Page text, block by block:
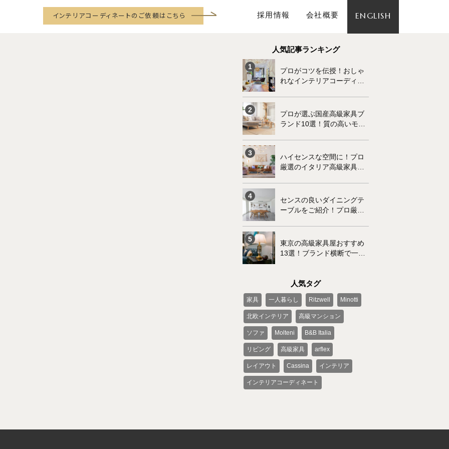
インテリアコーディネートのご依頼はこちら 採用情報 会社概要 ENGLISH
人気記事ランキング
プロがコツを伝授！おしゃ
れなインテリアコーディネ
プロが選ぶ国産高級家具ブ
ランド10選！質の高いモノ
ハイセンスな空間に！プロ
厳選のイタリア高級家具ブ
センスの良いダイニングテ
ーブルをご紹介！プロ厳選
東京の高級家具屋おすすめ
13選！ブランド横断で一括
人気タグ
家具 一人暮らし Ritzwell Minotti
北欧インテリア 高級マンション
ソファ Molteni B&B Italia
リビング 高級家具 arflex
レイアウト Cassina インテリア
インテリアコーディネート